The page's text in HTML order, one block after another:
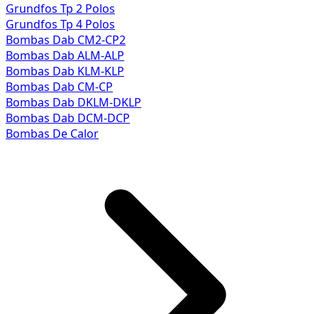
Grundfos Tp 2 Polos
Grundfos Tp 4 Polos
Bombas Dab CM2-CP2
Bombas Dab ALM-ALP
Bombas Dab KLM-KLP
Bombas Dab CM-CP
Bombas Dab DKLM-DKLP
Bombas Dab DCM-DCP
Bombas De Calor